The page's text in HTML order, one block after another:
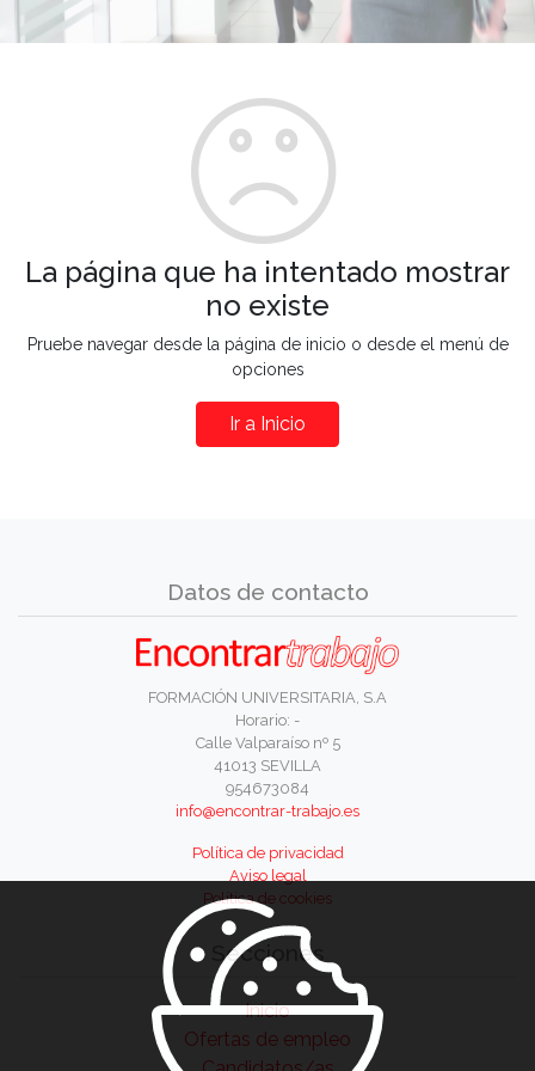
La página que ha intentado mostrar
no existe
Pruebe navegar desde la página de inicio o desde el menú de
opciones
Ir a Inicio
Datos de contacto
FORMACIÓN UNIVERSITARIA, S.A
Horario: -
Calle Valparaíso nº 5
41013 SEVILLA
954673084
info@encontrar-trabajo.es
Política de privacidad
Aviso legal
Política de cookies
Secciones
Inicio
Ofertas de empleo